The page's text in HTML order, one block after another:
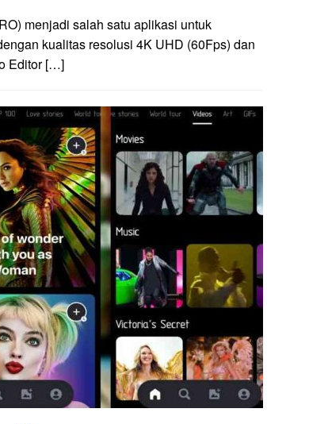
menjadi salah satu aplikasi untuk
kualitas resolusi 4K UHD (60Fps) dan
Editor […]